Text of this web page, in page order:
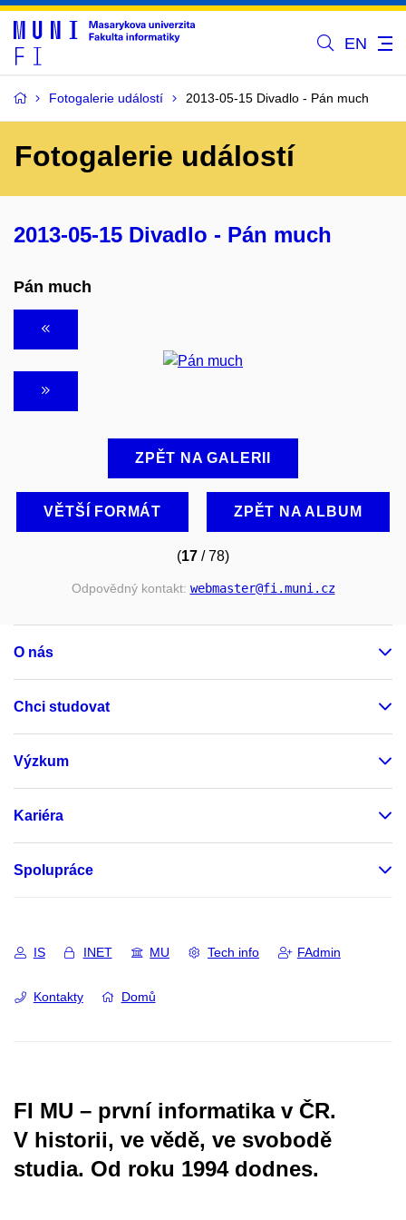
EN
Fotogalerie událostí 2013-05-15 Divadlo - Pán much
Fotogalerie událostí
2013-05-15 Divadlo - Pán much
Pán much
ZPĚT NA GALERII
VĚTŠÍ FORMÁT ZPĚT NA ALBUM
(17 / 78)
Odpovědný kontakt: webmaster@fi.muni.cz
O nás
Chci studovat
Výzkum
Kariéra
Spolupráce
IS INET MU Tech info FAdmin
Kontakty Domů
FI MU – první informatika v ČR.
V historii, ve vědě, ve svobodě
studia. Od roku 1994 dodnes.